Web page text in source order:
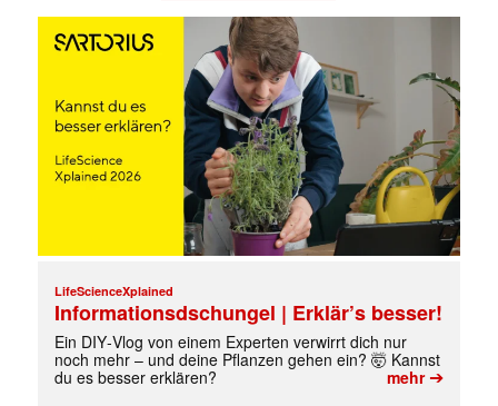
LifeScienceXplained
Informationsdschungel | Erklär’s besser!
Ein DIY‑Vlog von einem Experten verwirrt dich nur
noch mehr – und deine Pflanzen gehen ein? 🤯 Kannst
du es besser erklären?
mehr➔